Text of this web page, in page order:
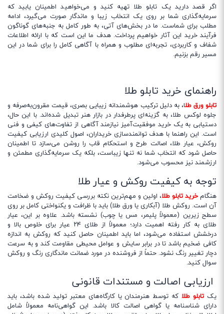
اگر قصد دارید یک تابلو طلا تهیه کنید و می‌خواهید اطمینان یابید که
سرمایه‌گذاری شما بر روی یک انتخاب زیبا و ماندگار صورت می‌گیرد، ادامه
مطلب برای شماست. ما در بخش‌های آتی، به طور کامل به جنبه‌های گوناگون
فرآیند خرید این آثار خواهیم پرداخت. هدف ما این است که با ارائه اطلاعات
شفاف و کاربردی، تجربه‌ای مطلوب و همراه با آگاهی کامل را برای شما در این
مسیر رقم بزنیم.
راهنمای خرید تابلو طلا
تابلو ورق طلا، به دلیل ترکیب هوشمندانه زیبایی بصری، قیمت مقرون‌به‌صرفه و
جلوه لوکس طلا، به گزینه‌ای پرطرفدار در بازار هنر تبدیل شده‌اند. با این حال،
دستیابی به یک خرید موفقیت‌آمیز نیازمند آگاهی از تفاوت‌های کیفی و فنی
است. این راهنما با هدف توانمندسازی خریداران، اصول کلیدی ارزیابی کیفیت
روکش، عیار طلا، اصالت طرح و استحکام قاب را روشن می‌سازد تا اطمینان
حاصل شود که انتخاب شما نه تنها زیباست، بلکه یک سرمایه‌گذاری مطمئن و
ارزشمند نیز محسوب می‌شود.
توجه به کیفیت روکش و عیار طلا
هنگامخرید تابلو طلا، اولین و مهم‌ترین نکته بررسی کیفیت روکش و ضخامت
آن است. روکش طلا (آبکاری یا ورق طلا) باید با ظرافت و یکنواختی کامل بر روی
سطح زیرین (معمولاً پلیمر، مس یا چوب) نشسته باشد. علاوه بر این، عیار
طلای به کار رفته اهمیت دارد؛ معمولاً از طلای ۲۴ عیار برای خلوص بالا و
درخشش استفاده می‌شود، اما باید اطمینان حاصل کنید که روکش به اندازه
کافی ضخیم باشد تا در برابر سایش و عوامل محیطی مقاومت کند و به سرعت
دچار تغییر رنگ نشود. حتماً از فروشنده در مورد ضمانت ماندگاری رنگ و روکش
سوال کنید.
ارزیابی اصالت و مستندات قانونی
یکتابلو طلا که توسط هنرمندان یا کارگاه‌های معتبر تولید شده باشد، باید
دارای شناسنامه یا گواهی اصالت کالا باشد. این گواهی‌نامه معمولاً شامل